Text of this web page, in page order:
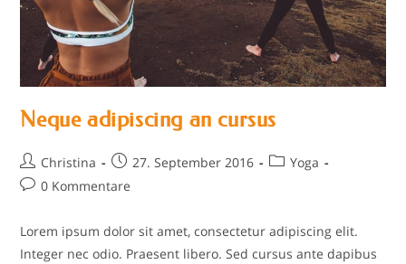
Neque adipiscing an cursus
Beitrags-
Autor:
Christina
Beitrag
veröffentlicht:
27. September 2016
Beitrags-
Yoga
Beitrags-
0 Kommentare
Lorem ipsum dolor sit amet, consectetur adipiscing elit.
Integer nec odio. Praesent libero. Sed cursus ante dapibus